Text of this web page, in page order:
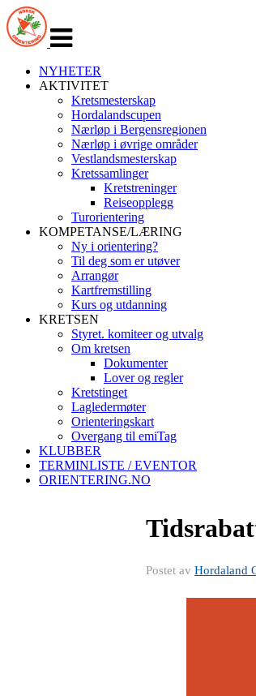
navigasjon
NYHETER
AKTIVITET
Kretsmesterskap
Hordalandscupen
Nærløp i Bergensregionen
Nærløp i øvrige områder
Vestlandsmesterskap
Kretssamlinger
Kretstreninger
Reiseopplegg
Turorientering
KOMPETANSE/LÆRING
Ny i orientering?
Til deg som er utøver
Arrangør
Kartfremstilling
Kurs og utdanning
KRETSEN
Styret. komiteer og utvalg
Om kretsen
Dokumenter
Lover og regler
Kretstinget
Lagledermøter
Orienteringskart
Overgang til emiTag
KLUBBER
TERMINLISTE / EVENTOR
ORIENTERING.NO
Postet av Hordaland